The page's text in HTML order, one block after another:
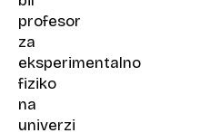
profesor
za
eksperimentalno
fiziko
na
univerzi